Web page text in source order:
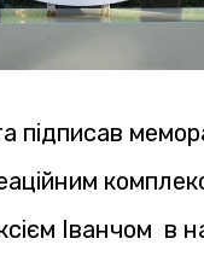
підписав
Іванчом в